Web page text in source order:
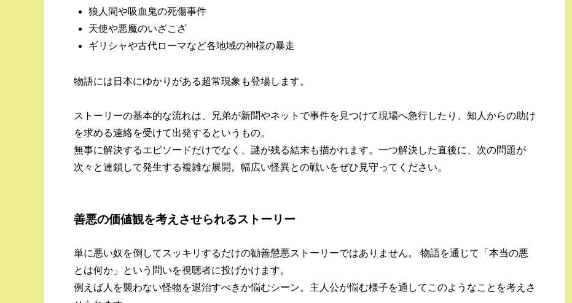
狼人間や吸血鬼の死傷事件
天使や悪魔のいざこざ
ギリシャや古代ローマなど各地域の神様の暴走
物語には日本にゆかりがある超常現象も登場します。
ストーリーの基本的な流れは、兄弟が新聞やネットで事件を見つけて現場へ急行したり、知人からの助け
を求める連絡を受けて出発するというもの。
無事に解決するエピソードだけでなく、謎が残る結末も描かれます。一つ解決した直後に、次の問題が
次々と連鎖して発生する複雑な展開。幅広い怪異との戦いをぜひ見守ってください。
善悪の価値観を考えさせられるストーリー
単に悪い奴を倒してスッキリするだけの勧善懲悪ストーリーではありません。 物語を通じて「本当の悪
とは何か」という問いを視聴者に投げかけます。
例えば人を襲わない怪物を退治すべきか悩むシーン。主人公が悩む様子を通してこのようなことを考えさ